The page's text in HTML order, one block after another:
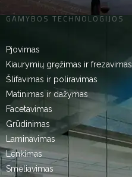
GAMYBOS TECHNOLOGIJOS
Pjovimas
Kiaurymių gręžimas ir frezavimas
Šlifavimas ir poliravimas
Matinimas ir dažymas
Facetavimas
Grūdinimas
Laminavimas
Lenkimas
Smėliavimas